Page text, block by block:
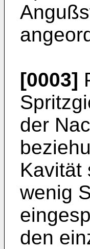
[0003]
der
Kavität
wenig
den